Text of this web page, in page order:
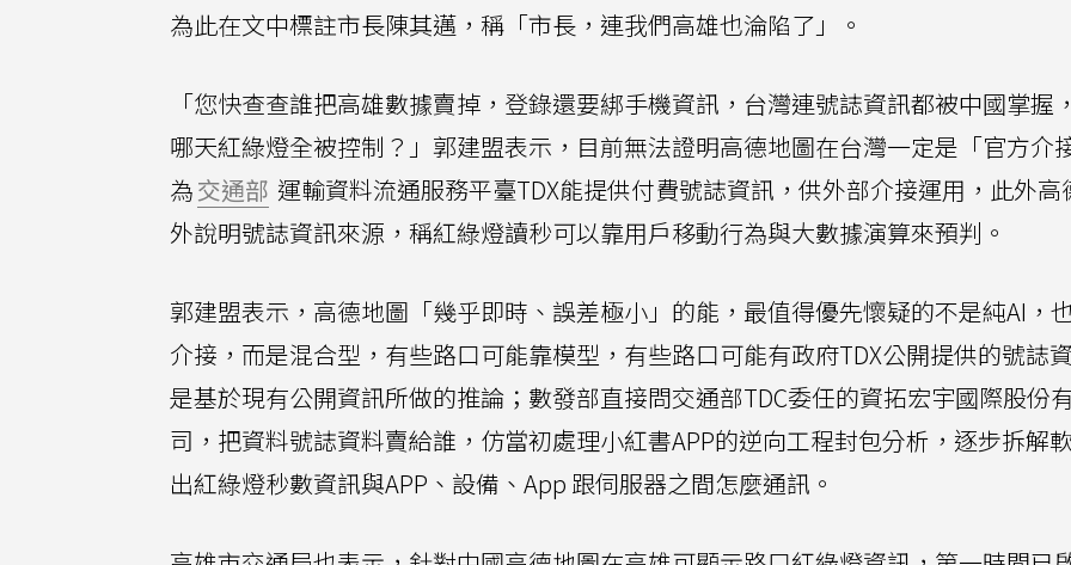
為此在文中標註市長陳其邁，稱「市長，連我們高雄也淪陷了」。
「您快查查誰把高雄數據賣掉，登錄還要綁手機資訊，台灣連號誌資訊都被中國掌握
哪天紅綠燈全被控制？」郭建盟表示，目前無法證明高德地圖在台灣一定是「官方介
為交通部 運輸資料流通服務平臺TDX能提供付費號誌資訊，供外部介接運用，此外高
外說明號誌資訊來源，稱紅綠燈讀秒可以靠用戶移動行為與大數據演算來預判。
郭建盟表示，高德地圖「幾乎即時、誤差極小」的能，最值得優先懷疑的不是純AI，
介接，而是混合型，有些路口可能靠模型，有些路口可能有政府TDX公開提供的號誌
是基於現有公開資訊所做的推論；數發部直接問交通部TDC委任的資拓宏宇國際股份
司，把資料號誌資料賣給誰，仿當初處理小紅書APP的逆向工程封包分析，逐步拆解
出紅綠燈秒數資訊與APP、設備、App 跟伺服器之間怎麼通訊。